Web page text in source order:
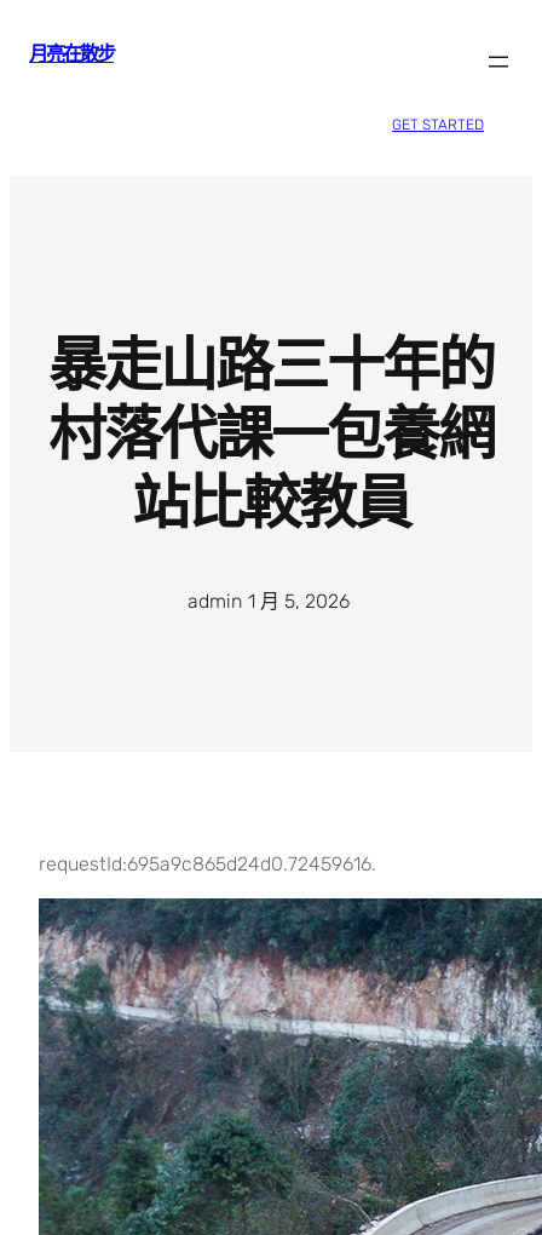
月亮在散步
GET STARTED
暴走山路三十年的
村落代課一包養網
站比較教員
admin· 1 月 5, 2026·
requestId:695a9c865d24d0.72459616.